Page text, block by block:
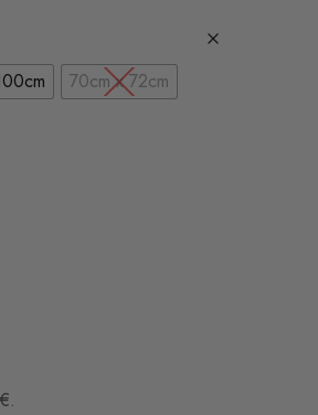
70cm x 72cm
€.